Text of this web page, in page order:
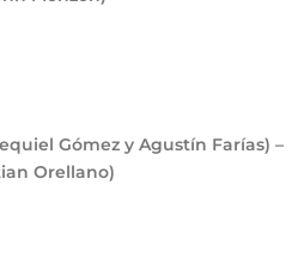
Gómez y Agustín Farías) –
Orellano)